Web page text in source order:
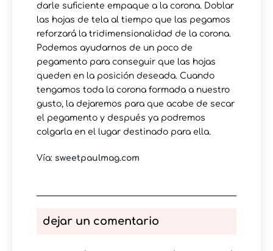
darle suficiente empaque a la corona. Doblar
las hojas de tela al tiempo que las pegamos
reforzará la tridimensionalidad de la corona.
Podemos ayudarnos de un poco de
pegamento para conseguir que las hojas
queden en la posición deseada. Cuando
tengamos toda la corona formada a nuestro
gusto, la dejaremos para que acabe de secar
el pegamento y después ya podremos
colgarla en el lugar destinado para ella.
Vía: sweetpaulmag.com
dejar un comentario